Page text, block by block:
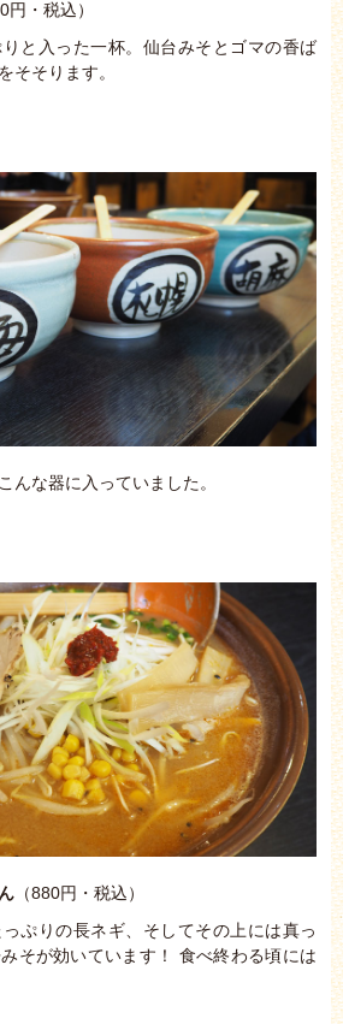
円・税込）
と入った一杯。仙台みそとゴマの香ば
そそります。
んな器に入っていました。
（880円・税込）
ぷりの長ネギ、そしてその上には真っ
そが効いています！ 食べ終わる頃には